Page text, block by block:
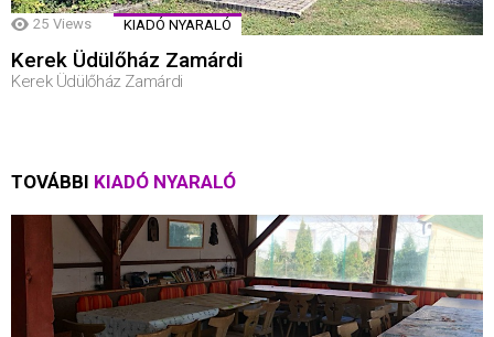
25 Views KIADÓ NYARALÓ
Kerek Üdülőház Zamárdi
Kerek Üdülőház Zamárdi
TOVÁBBI KIADÓ NYARALÓ